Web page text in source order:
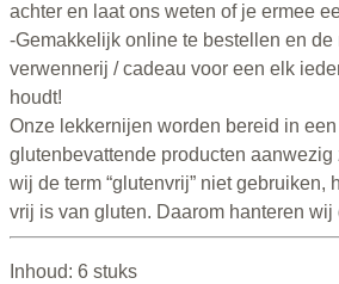
achter en laat ons weten of je ermee
-Gemakkelijk online te bestellen en de
verwennerij / cadeau voor een elk
houdt!
Onze lekkernijen worden bereid in
glutenbevattende producten
wij de term “glutenvrij” niet gebruiken,
vrij is van gluten. Daarom hanteren wij
Inhoud: 6 stuks